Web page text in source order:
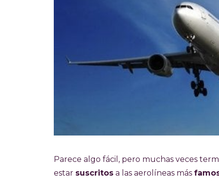
Parece algo fácil, pero muchas veces
estar suscritos a las aerolíneas más